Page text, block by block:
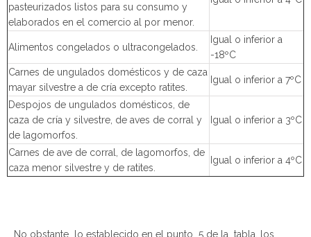
pasteurizados listos para su consumo y
elaborados en el comercio al por menor.
Alimentos congelados o ultracongelados.
Igual o inferior a
-18ºC
Carnes de ungulados domésticos y de caza
mayar silvestre a de cría excepto ratites.
Igual o inferior a 7ºC
Despojos de ungulados domésticos, de
caza de cría y silvestre, de aves de corral y
de lagomorfos.
Igual o inferior a 3ºC
Carnes de ave de corral, de lagomorfos, de
caza menor silvestre y de ratites.
Igual o inferior a 4ºC
No obstante lo establecido en el punto 5 de la tabla, los